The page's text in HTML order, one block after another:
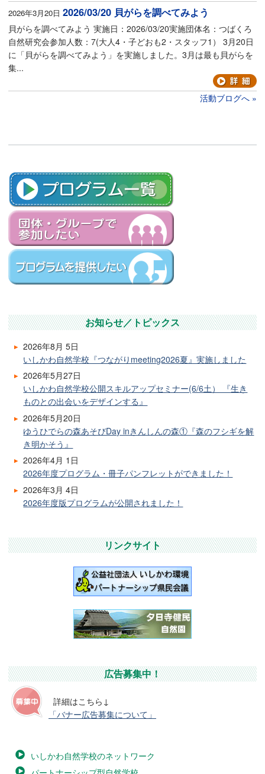
2026年3月20日 2026/03/20 貝がらを調べてみよう
貝がらを調べてみよう 実施日：2026/03/20実施団体名：つばくろ
自然研究会参加人数：7(大人4・子どおも2・スタッフ1） 3月20日
に「貝がらを調べてみよう」を実施しました。3月は最も貝がらを
集...
活動ブログへ
お知らせ／トピックス
2026年8月 5日
いしかわ自然学校『つながりmeeting2026夏』実施しました
2026年5月27日
いしかわ自然学校公開スキルアップセミナー(6/6土） 『生き
ものとの出会いをデザインする』
2026年5月20日
ゆうひでらの森あそびDay inきんしんの森①『森のフシギを解
き明かそう』
2026年4月 1日
2026年度プログラム・冊子パンフレットができました！
2026年3月 4日
2026年度版プログラムが公開されました！
リンクサイト
広告募集中！
詳細はこちら↓
「バナー広告募集について」
いしかわ自然学校のネットワーク